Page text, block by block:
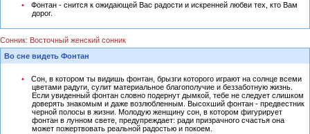
Фонтан - снится к ожидающей Вас радости и искренней любви тех, кто Вам
дорог.
Сонник: Восточный женский сонник
Во сне видеть Фонтан
Сон, в котором ты видишь фонтан, брызги которого играют на солнце всеми
цветами радуги, сулит материальное благополучие и беззаботную жизнь.
Если увиденный фонтан словно подернут дымкой, тебе не следует слишком
доверять знакомым и даже возлюбленным. Высохший фонтан - предвестник
черной полосы в жизни. Молодую женщину сон, в котором фигурирует
фонтан в лунном свете, предупреждает: ради призрачного счастья она
может пожертвовать реальной радостью и покоем.